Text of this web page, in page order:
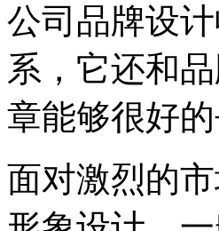
公司品牌设
系，它还和
章能够很好
面对激烈的